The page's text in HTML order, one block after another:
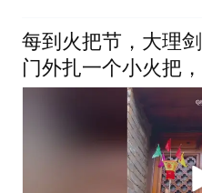
每到火把节，大理
门外扎一个小火把
是美好的祈愿